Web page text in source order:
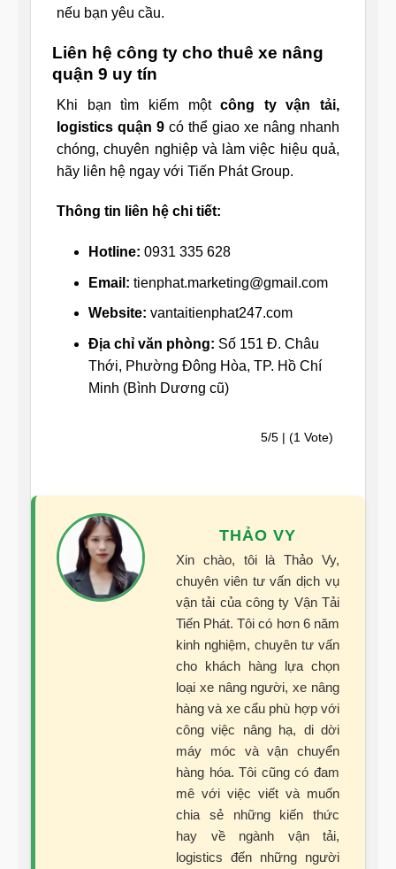
nếu bạn yêu cầu.
Liên hệ công ty cho thuê xe nâng
quận 9 uy tín
Khi bạn tìm kiếm mộtcông ty vận tải,
logistics quận 9 có thể giao xe nâng nhanh
chóng, chuyên nghiệp và làm việc hiệu quả,
hãy liên hệ ngay với Tiến Phát Group.
Thông tin liên hệ chi tiết:
Hotline: 0931 335 628
Email: tienphat.marketing@gmail.com
Website: vantaitienphat247.com
Địa chỉ văn phòng: Số 151 Đ. Châu
Thới, Phường Đông Hòa, TP. Hồ Chí
Minh (Bình Dương cũ)
5/5 | (1 Vote)
THẢO VY
Xin chào, tôi là Thảo Vy,
chuyên viên tư vấn dịch vụ
vận tải của công ty Vận Tải
Tiến Phát. Tôi có hơn 6 năm
kinh nghiệm, chuyên tư vấn
cho khách hàng lựa chọn
loại xe nâng người, xe nâng
hàng và xe cẩu phù hợp với
công việc nâng hạ, di dời
máy móc và vận chuyển
hàng hóa. Tôi cũng có đam
mê với việc viết và muốn
chia sẻ những kiến thức
hay về ngành vận tải,
logistics đến những người